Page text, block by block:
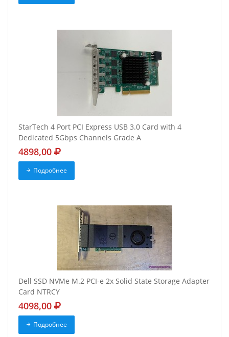
StarTech 4 Port PCI Express USB 3.0 Card with 4
Dedicated 5Gbps Channels Grade A
4898,00
Подробнее
Dell SSD NVMe M.2 PCI-e 2x Solid State Storage Adapter
Card NTRCY
4098,00
Подробнее